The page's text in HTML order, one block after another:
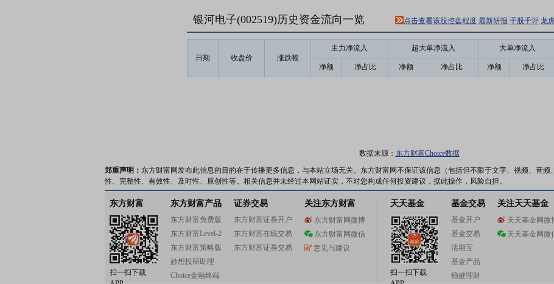
银河电子(002519)历史资金流向一览 点击查看该股控盘程度 最新研报 千股千评 龙
日期 收盘价 涨跌幅
主力净流入 超大单净流入 大单净流入
净额 净占比 净额 净占比 净额 净占比
数据来源： 东方财富Choice数据
郑重声明： 东方财富网发布此信息的目的在于传播更多信息，与本站立场无关。东方财富网不保证该信息（包括但不限于文字、视频、音
性、完整性、有效性、及时性、原创性等。相关信息并未经过本网站证实，不对您构成任何投资建议，据此操作，风险自担。
东方财富
扫一扫下载
东方财富产品
东方财富免费版
东方财富Level-2
东方财富策略版
妙想投研助理
Choice金融终端
证券交易
东方财富证券开户
东方财富在线交易
东方财富证券交易
关注东方财富
东方财富网微博
东方财富网微信
意见与建议
天天基金
扫一扫下载
基金交易
基金开户
基金交易
活期宝
基金产品
稳健理财
关注天天基金
天天基金网微
天天基金网微